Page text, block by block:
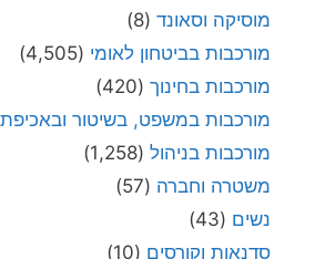
מוסיקה וסאונד (8)
מורכבות בביטחון לאומי (4,505)
מורכבות בחינוך (420)
מורכבות במשפט, בשיטור
מורכבות בניהול (1,258)
משטרה וחברה (57)
נשים (43)
סדנאות וקורסים (10)